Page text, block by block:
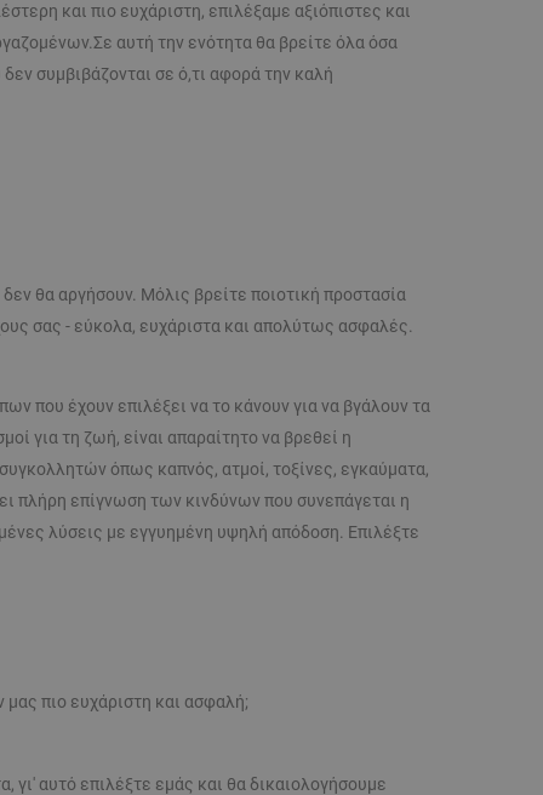
και πιο ευχάριστη, επιλέξαμε αξιόπιστες και
αυτή την ενότητα θα βρείτε όλα όσα
συμβιβάζονται σε ό,τι αφορά την καλή
θα αργήσουν. Μόλις βρείτε ποιοτική προστασία
σας - εύκολα, ευχάριστα και απολύτως ασφαλές.
που έχουν επιλέξει να το κάνουν για να βγάλουν τα
για τη ζωή, είναι απαραίτητο να βρεθεί η
όπως καπνός, ατμοί, τοξίνες, εγκαύματα,
πλήρη επίγνωση των κινδύνων που συνεπάγεται η
λύσεις με εγγυημένη υψηλή απόδοση. Επιλέξτε
μας πιο ευχάριστη και ασφαλή;
αυτό επιλέξτε εμάς και θα δικαιολογήσουμε